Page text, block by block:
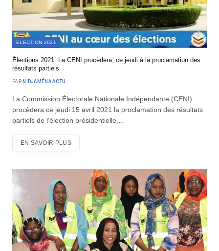
ELECTION 2021
Élections 2021: La CENI procèdera, ce jeudi à la proclamation des
résultats partiels
PAR N'DJAMÉNA ACTU
La Commission Électorale Nationale Indépendante (CENI)
procèdera ce jeudi 15 avril 2021 la proclamation des résultats
partiels de l’élection présidentielle.…
EN SAVOIR PLUS